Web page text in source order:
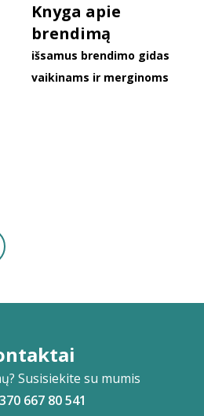
Knyga apie
brendimą
išsamus brendimo gidas
vaikinams ir merginoms
Susisiekite su mumis
667 80 541